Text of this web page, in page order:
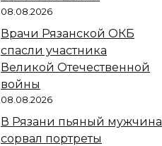
08.08.2026
Врачи Рязанской ОКБ
спасли участника
Великой Отечественной
войны
08.08.2026
В Рязани пьяный мужчина
сорвал портреты